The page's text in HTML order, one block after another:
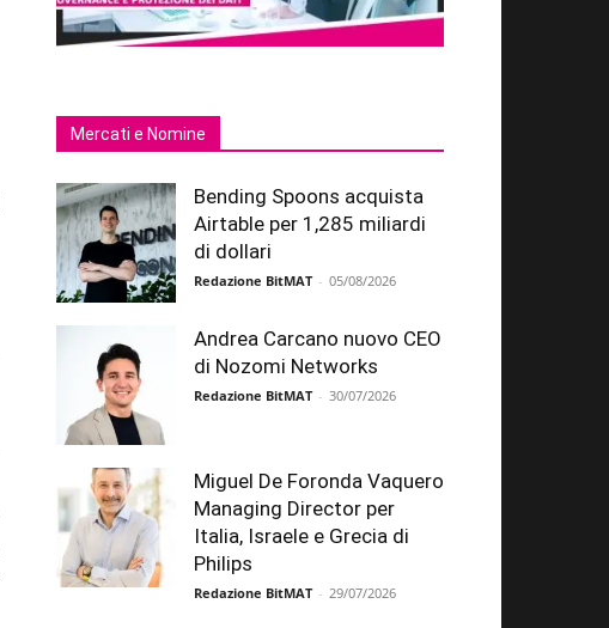
Mercati e Nomine
Bending Spoons acquista
Airtable per 1,285 miliardi
di dollari
Redazione BitMAT - 05/08/2026
Andrea Carcano nuovo CEO
di Nozomi Networks
Redazione BitMAT - 30/07/2026
Miguel De Foronda Vaquero
Managing Director per
Italia, Israele e Grecia di
Philips
Redazione BitMAT - 29/07/2026